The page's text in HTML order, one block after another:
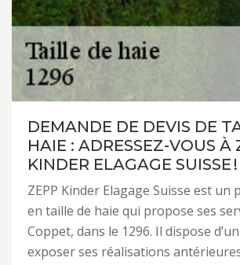
DEMANDE DE DEVIS DE
HAIE : ADRESSEZ-VOUS À
KINDER ELAGAGE SUISSE !
ZEPP Kinder Elagage Suisse est un
en taille de haie qui propose ses
Coppet, dans le 1296. Il dispose
exposer ses réalisations